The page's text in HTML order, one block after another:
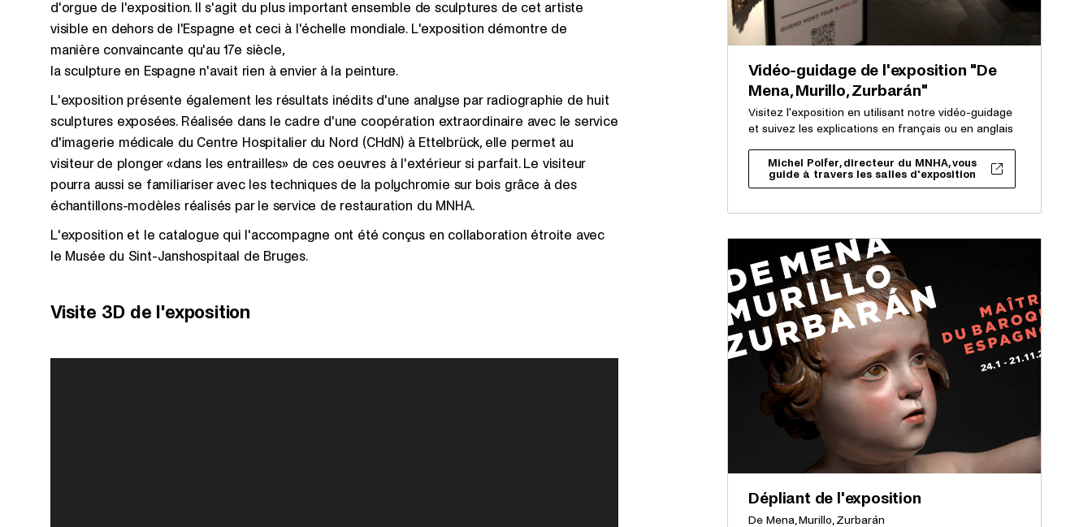
d'orgue de l'exposition. Il s'agit du plus important ensemble de sculptures de cet artiste
visible en dehors de l'Espagne et ceci à l'échelle mondiale. L'exposition démontre de
manière convaincante qu'au 17e siècle,
la sculpture en Espagne n'avait rien à envier à la peinture.
L'exposition présente également les résultats inédits d'une analyse par radiographie de huit
sculptures exposées. Réalisée dans le cadre d'une coopération extraordinaire avec le service
d'imagerie médicale du Centre Hospitalier du Nord (CHdN) à Ettelbrück, elle permet au
visiteur de plonger «dans les entrailles» de ces oeuvres à l'extérieur si parfait. Le visiteur
pourra aussi se familiariser avec les techniques de la polychromie sur bois grâce à des
échantillons-modèles réalisés par le service de restauration du MNHA.
L'exposition et le catalogue qui l'accompagne ont été conçus en collaboration étroite avec
le Musée du Sint-Janshospitaal de Bruges.
Visite 3D de l'exposition
Vidéo-guidage de l'exposition "De
Mena, Murillo, Zurbarán"
Visitez l'exposition en utilisant notre vidéo-guidage
et suivez les explications en français ou en anglais
Michel Polfer, directeur du MNHA, vous
guide à travers les salles d'exposition
Dépliant de l'exposition
De Mena, Murillo, Zurbarán